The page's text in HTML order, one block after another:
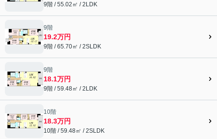
9階 / 55.02㎡ / 2LDK
9階
19.2万円
9階 / 65.70㎡ / 2SLDK
9階
18.1万円
9階 / 59.48㎡ / 2LDK
10階
18.3万円
10階 / 59.48㎡ / 2SLDK